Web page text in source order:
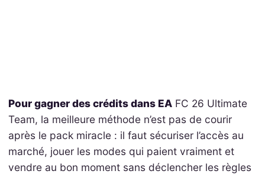
Pour gagner des crédits dans EAFC 26 Ultimate
Team, la meilleure méthode n’est pas de courir
après le pack miracle : il faut sécuriser l’accès au
marché, jouer les modes qui paient vraiment et
vendre au bon moment sans déclencher les règles